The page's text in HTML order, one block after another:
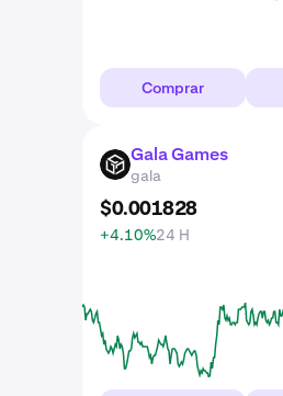
Comprar
GALA Gala Games
gala
$0.001828
+4.10%24 H